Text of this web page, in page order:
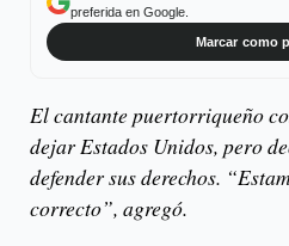
preferida en Google.
Marcar como
El cantante puertorriqueño
dejar Estados Unidos, pero
defender sus derechos.
correcto”, agregó.